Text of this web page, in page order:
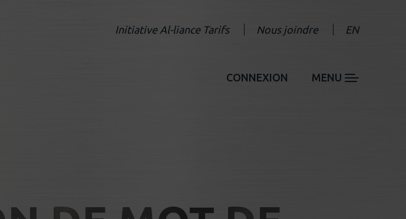
Initiative Al-liance Tarifs Nous joindre EN
CONNEXION MENU